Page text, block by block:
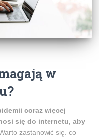
w
coraz więcej
się do internetu, aby
zastanowić się. co